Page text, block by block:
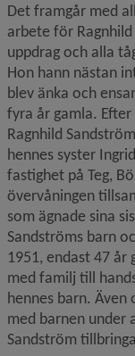
Det framgår med
arbete för
uppdrag och alla
Hon hann nästan
blev änka och
fyra år gamla.
Ragnhild
hennes syster
fastighet på Teg,
övervåningen
som ägnade sina
Sandströms barn
1951, endast 47 år
med familj till
hennes barn.
med barnen under
Sandström